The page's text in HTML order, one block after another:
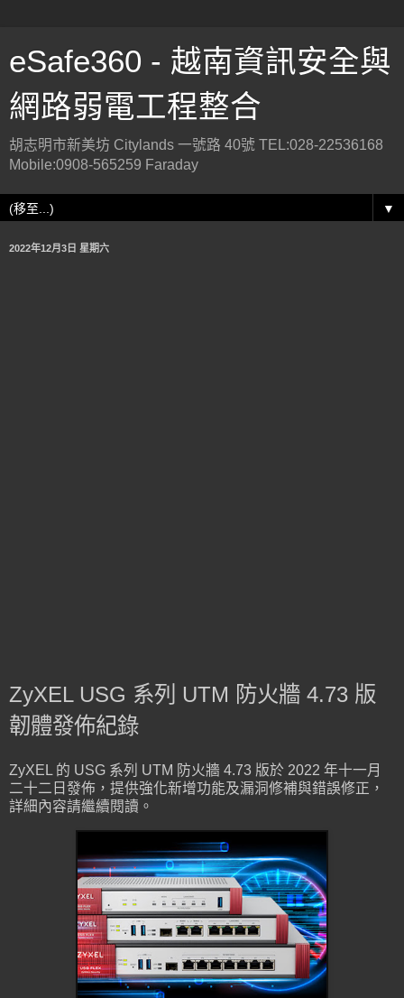
eSafe360 - 越南資訊安全與
網路弱電工程整合
胡志明市新美坊 Citylands 一號路 40號 TEL:028-22536168
Mobile:0908-565259 Faraday
▼
2022年12月3日 星期六
ZyXEL USG 系列 UTM 防火牆 4.73 版
韌體發佈紀錄
ZyXEL 的 USG 系列 UTM 防火牆 4.73 版於 2022 年十一月
二十二日發佈，提供強化新增功能及漏洞修補與錯誤修正，
詳細內容請繼續閱讀。